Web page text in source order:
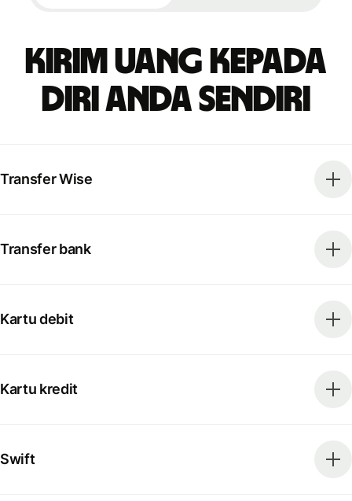
Kirim uang kepada
diri Anda sendiri
Transfer Wise
Transfer bank
Kartu debit
Kartu kredit
Swift